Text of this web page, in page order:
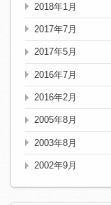
2018年1月
2017年7月
2017年5月
2016年7月
2016年2月
2005年8月
2003年8月
2002年9月